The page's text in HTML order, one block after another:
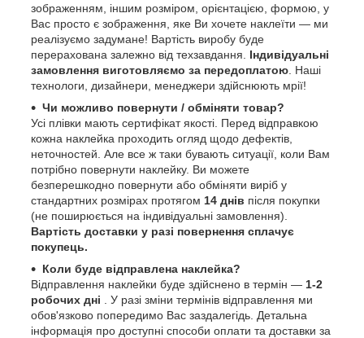
зображенням, іншим розміром, орієнтацією, формою, у
Вас просто є зображення, яке Ви хочете наклеїти — ми
реалізуємо задумане! Вартість виробу буде
перерахована залежно від техзавдання. Індивідуальні
замовлення виготовляємо за передоплатою . Наші
технологи, дизайнери, менеджери здійснюють мрії!
Чи можливо повернути / обміняти товар?
Усі плівки мають сертифікат якості. Перед відправкою
кожна наклейка проходить огляд щодо дефектів,
неточностей. Але все ж таки бувають ситуації, коли Вам
потрібно повернути наклейку. Ви можете
безперешкодно повернути або обміняти виріб у
стандартних розмірах протягом 14 днів після покупки
(не поширюється на індивідуальні замовлення).
Вартість доставки у разі повернення сплачує
покупець.
Коли буде відправлена наклейка?
Відправлення наклейки буде здійснено в термін — 1-2
робочих дні . У разі зміни термінів відправлення ми
обов'язково попередимо Вас заздалегідь. Детальна
інформація про доступні способи оплати та доставки за